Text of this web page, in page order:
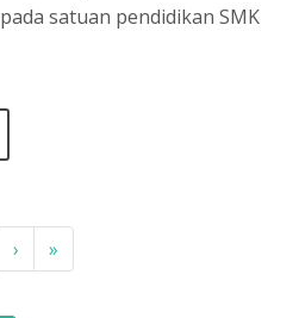
satuan pendidikan SMK
› »